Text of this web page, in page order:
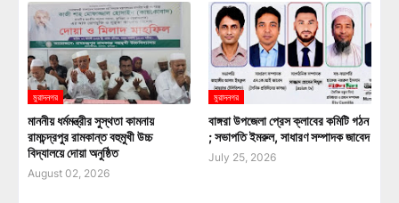
মুরাদনগর
মাননীয় ধর্মমন্ত্রীর সুস্থতা কামনায়
রামচন্দ্রপুর রামকান্ত বহুমুখী উচ্চ
বিদ্যালয়ে দোয়া অনুষ্ঠিত
August 02, 2026
মুরাদনগর
বাঙ্গরা উপজেলা প্রেস ক্লাবের কমিটি গঠন
; সভাপতি ইমরুল, সাধারণ সম্পাদক জাবেদ
July 25, 2026